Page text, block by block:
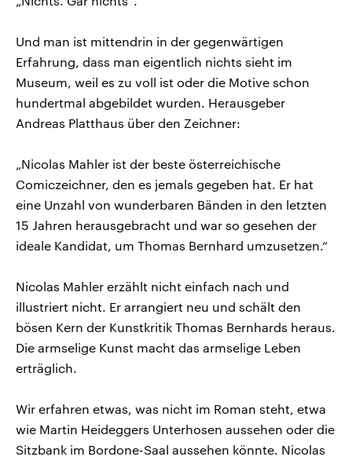
Und man ist mittendrin in der gegenwärtigen
Erfahrung, dass man eigentlich nichts sieht im
Museum, weil es zu voll ist oder die Motive schon
hundertmal abgebildet wurden. Herausgeber
Andreas Platthaus über den Zeichner:
„Nicolas Mahler ist der beste österreichische
Comiczeichner, den es jemals gegeben hat. Er hat
eine Unzahl von wunderbaren Bänden in den letzten
15 Jahren herausgebracht und war so gesehen der
ideale Kandidat, um Thomas Bernhard umzusetzen.“
Nicolas Mahler erzählt nicht einfach nach und
illustriert nicht. Er arrangiert neu und schält den
bösen Kern der Kunstkritik Thomas Bernhards heraus.
Die armselige Kunst macht das armselige Leben
erträglich.
Wir erfahren etwas, was nicht im Roman steht, etwa
wie Martin Heideggers Unterhosen aussehen oder die
Sitzbank im Bordone-Saal aussehen könnte. Nicolas